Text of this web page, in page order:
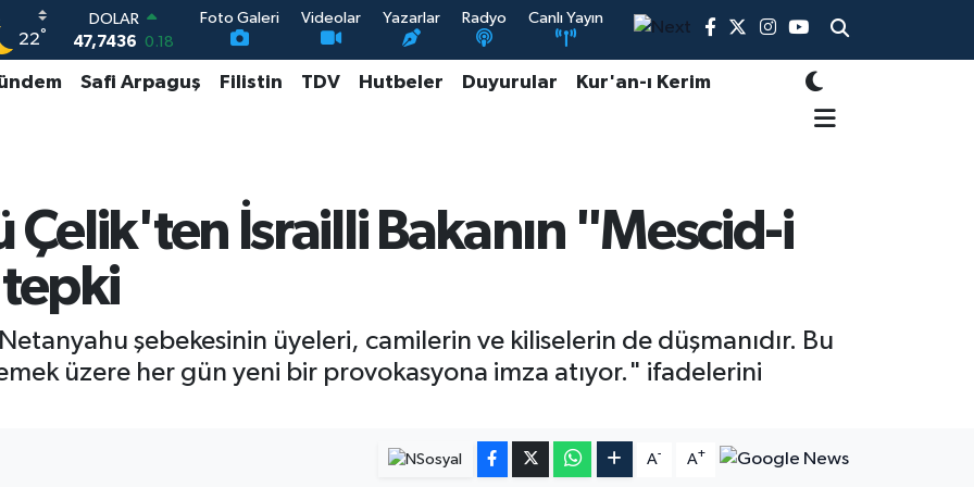
22°
DOLAR
47,7436 0.18
EURO
55,2510 0.32
13.773 -19
Foto Galeri Videolar Yazarlar Radyo Canlı Yayın
Safi Arpaguş Filistin TDV Hutbeler Duyurular Kur'an-ı Kerim
Çelik'ten İsrailli Bakanın "Mescid-i
şebekesinin üyeleri, camilerin ve kiliselerin de düşmanıdır. Bu
üzere her gün yeni bir provokasyona imza atıyor." ifadelerini
A- A+